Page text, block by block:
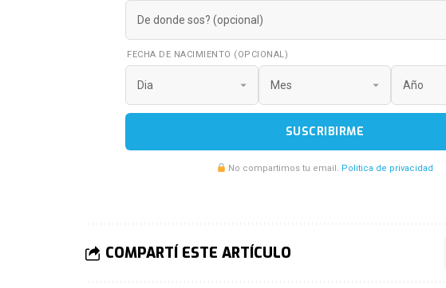
FECHA DE NACIMIENTO (OPCIONAL)
SUSCRIBIRME
No compartimos tu email. Politica de privacidad
COMPARTÍ ESTE ARTÍCULO